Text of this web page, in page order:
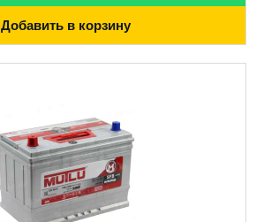
Добавить в корзину